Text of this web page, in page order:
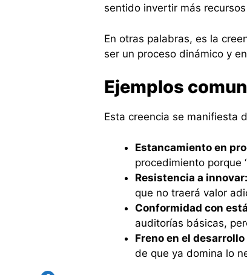
sentido invertir más
En otras palabras, es la
ser un proceso dinámico y
Ejemplos
Esta creencia se manifiesta
Estancamiento en
procedimiento porque
Resistencia a innovar:
que no traerá valor
Conformidad con
auditorías básicas,
Freno en el
de que ya domina lo